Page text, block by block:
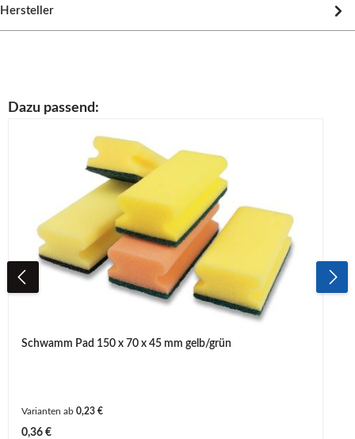
Hersteller
Produktgalerie überspringen
Dazu passend:
Schwamm Pad 150 x 70 x 45 mm gelb/grün
Varianten ab 0,23 €
Regulärer Preis:
0,36 €